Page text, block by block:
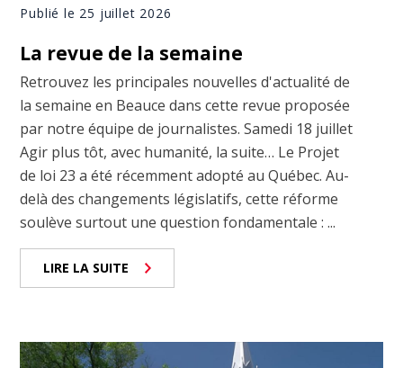
Publié le 25 juillet 2026
La revue de la semaine
Retrouvez les principales nouvelles d'actualité de
la semaine en Beauce dans cette revue proposée
par notre équipe de journalistes. Samedi 18 juillet
Agir plus tôt, avec humanité, la suite… Le Projet
de loi 23 a été récemment adopté au Québec. Au-
delà des changements législatifs, cette réforme
soulève surtout une question fondamentale : ...
LIRE LA SUITE